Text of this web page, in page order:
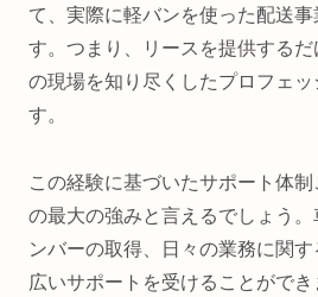
て、実際に軽バンを使った配送事
す。つまり、リースを提供する
の現場を知り尽くしたプロフェ
す。
この経験に基づいたサポート体
の最大の強みと言えるでしょう
ンバーの取得、日々の業務に関
広いサポートを受けることができ